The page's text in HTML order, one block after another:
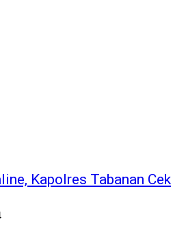
Kapolres Tabanan Cek